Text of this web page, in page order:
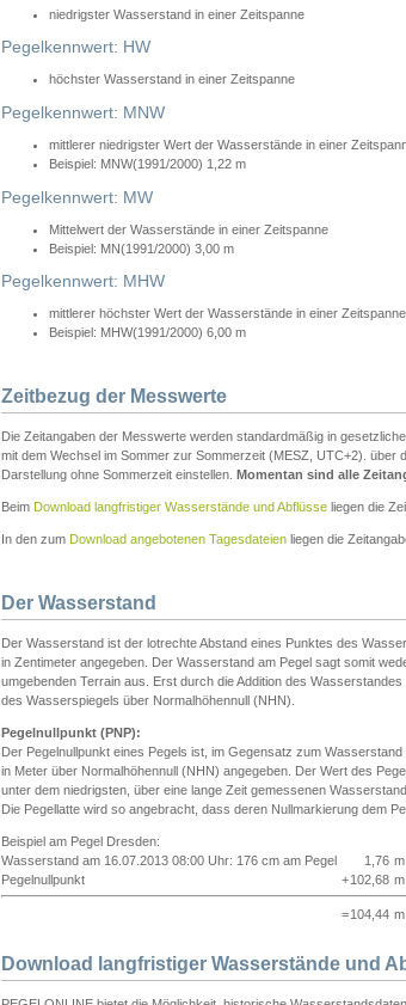
niedrigster Wasserstand in einer Zeitspanne
Pegelkennwert: HW
höchster Wasserstand in einer Zeitspanne
Pegelkennwert: MNW
mittlerer niedrigster Wert der Wasserstände in einer
Beispiel: MNW(1991/2000) 1,22 m
Pegelkennwert: MW
Mittelwert der Wasserstände in einer Zeitspanne
Beispiel: MN(1991/2000) 3,00 m
Pegelkennwert: MHW
mittlerer höchster Wert der Wasserstände in einer Zeitspanne
Beispiel: MHW(1991/2000) 6,00 m
Zeitbezug der Messwerte
Die Zeitangaben der Messwerte werden standardmäßig in
mit dem Wechsel im Sommer zur Sommerzeit (MESZ, UTC+2). über
Darstellung ohne Sommerzeit einstellen. Momentan sind alle
Beim Download langfristiger Wasserstände und Abflüsse liegen die
In den zum Download angebotenen Tagesdateien liegen die
Der Wasserstand
Der Wasserstand ist der lotrechte Abstand eines Punktes des
in Zentimeter angegeben. Der Wasserstand am Pegel sagt somit
umgebenden Terrain aus. Erst durch die Addition des
des Wasserspiegels über Normalhöhennull (NHN).
Pegelnullpunkt (PNP):
Der Pegelnullpunkt eines Pegels ist, im Gegensatz zum
in Meter über Normalhöhennull (NHN) angegeben. Der Wert des
unter dem niedrigsten, über eine lange Zeit gemessenen Wasserstand.
Die Pegellatte wird so angebracht, dass deren Nullmarkierung dem
Beispiel am Pegel Dresden:
Wasserstand am 16.07.2013 08:00 Uhr: 176 cm am Pegel
1,76 m
Pegelnullpunkt
+102,68
=104,44
Download langfristiger Wasserstände und